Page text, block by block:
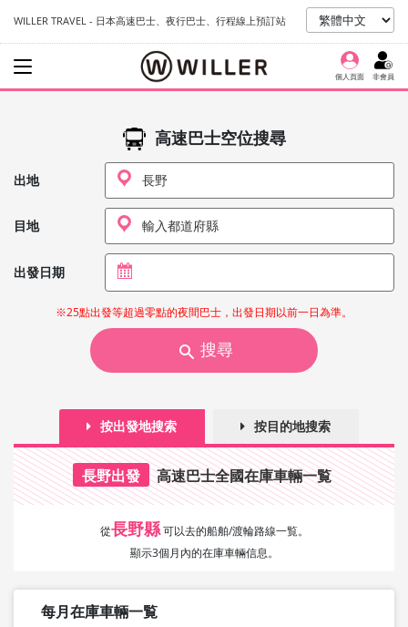
WILLER TRAVEL - 日本高速巴士、夜行巴士、行程線上預訂站
個人頁面 非會員
高速巴士空位搜尋
出地
目地
出發日期
※25點出發等超過零點的夜間巴士，出發日期以前一日為準。
搜尋
按出發地搜索 按目的地搜索
長野出發 高速巴士全國在庫車輛一覧
從長野縣 可以去的船舶/渡輪路線一覧。
顯示3個月內的在庫車輛信息。
每月在庫車輛一覧